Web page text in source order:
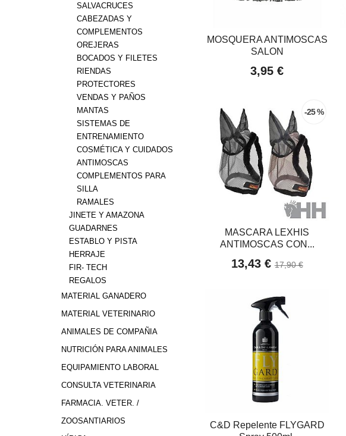
SALVACRUCES
CABEZADAS Y
COMPLEMENTOS
OREJERAS
BOCADOS Y FILETES
RIENDAS
PROTECTORES
VENDAS Y PAÑOS
MANTAS
SISTEMAS DE
ENTRENAMIENTO
COSMÉTICA Y CUIDADOS
ANTIMOSCAS
COMPLEMENTOS PARA
SILLA
RAMALES
JINETE Y AMAZONA
GUADARNES
ESTABLO Y PISTA
HERRAJE
FIR- TECH
REGALOS
MATERIAL GANADERO
MATERIAL VETERINARIO
ANIMALES DE COMPAÑIA
NUTRICIÓN PARA ANIMALES
EQUIPAMIENTO LABORAL
CONSULTA VETERINARIA
FARMACIA. VETER. /
ZOOSANTIARIOS
MOSQUERA ANTIMOSCAS
SALON
3,95 €
-25 %
MASCARA LEXHIS
ANTIMOSCAS CON...
13,43 €17,90 €
C&D Repelente FLYGARD